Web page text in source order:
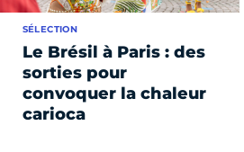
Le Brésil à Paris : des
sorties pour
convoquer la chaleur
carioca
SÉLECTION